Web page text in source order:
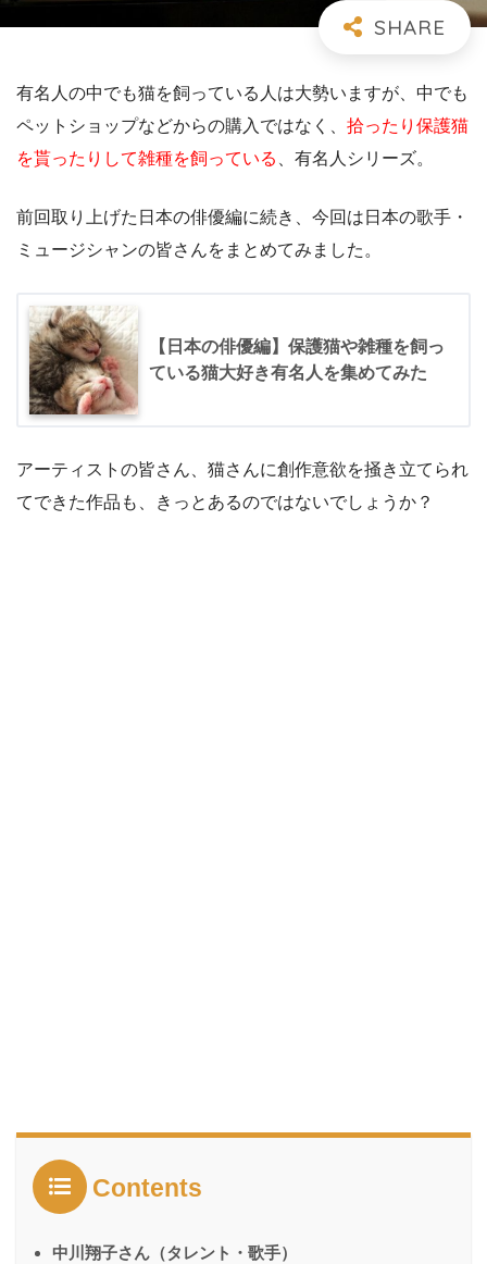
有名人の中でも猫を飼っている人は大勢いますが、中でも
ペットショップなどからの購入ではなく、 拾ったり保護猫
を貰ったりして雑種を飼っている
、有名人シリーズ。
前回取り上げた日本の俳優編に続き、今回は日本の歌手・
ミュージシャンの皆さんをまとめてみました。
【日本の俳優編】保護猫や雑種を飼っ
ている猫大好き有名人を集めてみた
アーティストの皆さん、猫さんに創作意欲を掻き立てられ
てできた作品も、きっとあるのではないでしょうか？
Contents
中川翔子さん（タレント・歌手）